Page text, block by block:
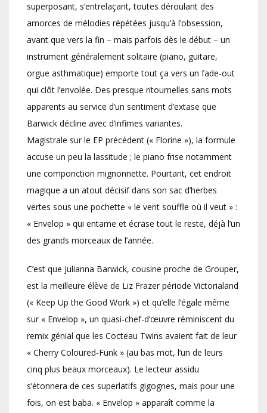
superposant, s’entrelaçant, toutes déroulant des
amorces de mélodies répétées jusqu’à l’obsession,
avant que vers la fin – mais parfois dès le début – un
instrument généralement solitaire (piano, guitare,
orgue asthmatique) emporte tout ça vers un fade-out
qui clôt l’envolée. Des presque ritournelles sans mots
apparents au service d’un sentiment d’extase que
Barwick décline avec d’infimes variantes.
Magistrale sur le EP précédent (« Florine »), la formule
accuse un peu la lassitude ; le piano frise notamment
une componction mignonnette. Pourtant, cet endroit
magique a un atout décisif dans son sac d’herbes
vertes sous une pochette « le vent souffle où il veut » :
« Envelop » qui entame et écrase tout le reste, déjà l’un
des grands morceaux de l’année.
C’est que Julianna Barwick, cousine proche de Grouper,
est la meilleure élève de Liz Frazer période Victorialand
(« Keep Up the Good Work ») et qu’elle l’égale même
sur « Envelop », un quasi-chef-d’œuvre réminiscent du
remix génial que les Cocteau Twins avaient fait de leur
« Cherry Coloured-Funk » (au bas mot, l’un de leurs
cinq plus beaux morceaux). Le lecteur assidu
s’étonnera de ces superlatifs gigognes, mais pour une
fois, on est baba. « Envelop » apparaît comme la